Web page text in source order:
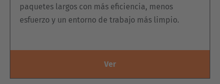
paquetes largos con más eficiencia, menos
esfuerzo y un entorno de trabajo más limpio.
Ver